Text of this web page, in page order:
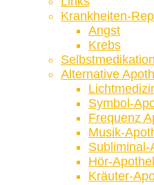
Krankheiten-
Angst
Krebs
Selbstmedikation
Alternative
Symbol-
Frequenz
Musik-
Subliminal-
Hör-
Kräuter-